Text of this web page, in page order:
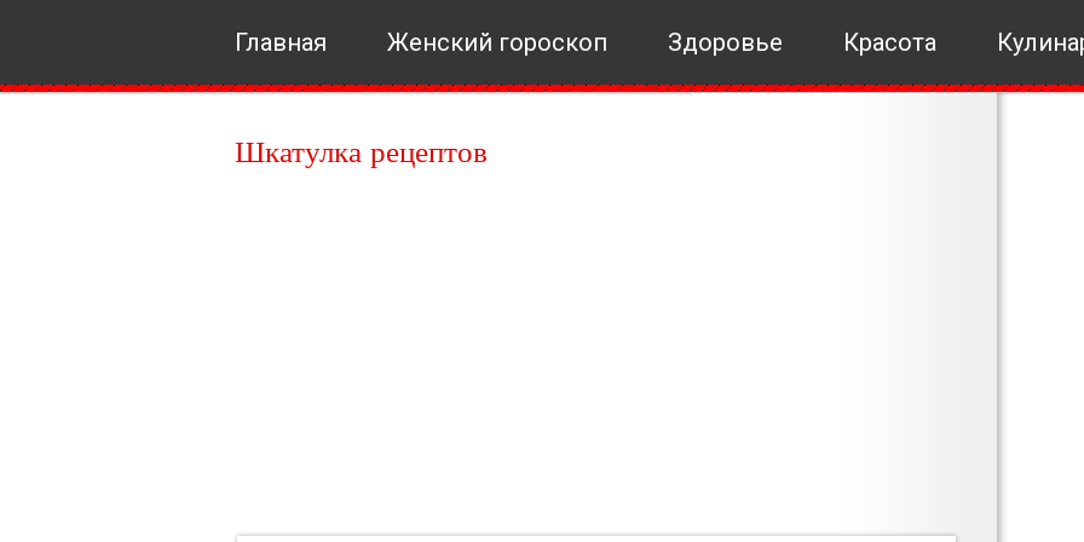
Главная Женский гороскоп Здоровье Красота
Шкатулка рецептов